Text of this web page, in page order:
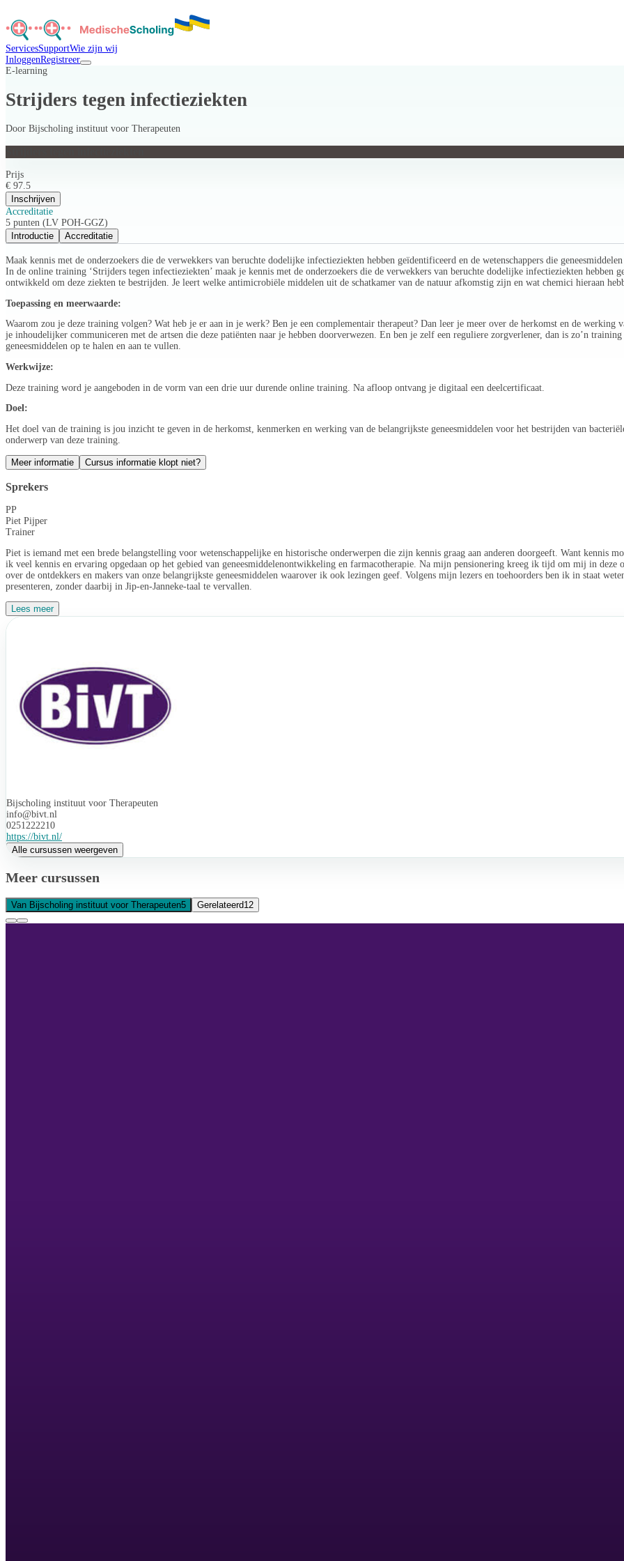
ServicesSupportWie zijn wij
InloggenRegistreer
E-learning
Strijders tegen infectieziekten
Door Bijscholing instituut voor Therapeuten
Prijs
€ 97.5
Inschrijven
Accreditatie
5 punten (LV POH-GGZ)
Introductie
Accreditatie
Maak kennis met de onderzoekers die de verwekkers van beruchte dodelijke infectieziekten hebben geïdentificeerd en de wetenschappers die
In de online training ‘Strijders tegen infectieziekten’ maak je kennis met de onderzoekers die de verwekkers van beruchte dodelijke infectieziekten hebben
ontwikkeld om deze ziekten te bestrijden. Je leert welke antimicrobiële middelen uit de schatkamer van de natuur afkomstig zijn en wat chemici hieraan
Toepassing en meerwaarde:
Waarom zou je deze training volgen? Wat heb je er aan in je werk? Ben je een complementair therapeut? Dan leer je meer over de herkomst en de
je inhoudelijker communiceren met de artsen die deze patiënten naar je hebben doorverwezen. En ben je zelf een reguliere zorgverlener, dan is zo’n
geneesmiddelen op te halen en aan te vullen.
Werkwijze:
Deze training word je aangeboden in de vorm van een drie uur durende online training. Na afloop ontvang je digitaal een deelcertificaat.
Doel:
Het doel van de training is jou inzicht te geven in de herkomst, kenmerken en werking van de belangrijkste geneesmiddelen voor het bestrijden van
onderwerp van deze training.
Meer informatie Cursus informatie klopt niet?
Sprekers
PP
Piet Pijper
Trainer
Piet is iemand met een brede belangstelling voor wetenschappelijke en historische onderwerpen die zijn kennis graag aan anderen doorgeeft. Want kennis
ik veel kennis en ervaring opgedaan op het gebied van geneesmiddelenontwikkeling en farmacotherapie. Na mijn pensionering kreeg ik tijd om mij in deze
over de ontdekkers en makers van onze belangrijkste geneesmiddelen waarover ik ook lezingen geef. Volgens mijn lezers en toehoorders ben ik in staat
presenteren, zonder daarbij in Jip-en-Janneke-taal te vervallen.
Lees meer
Bijscholing instituut voor Therapeuten
info@bivt.nl
0251222210
https://bivt.nl/
Alle cursussen weergeven
Meer cursussen
Van Bijscholing instituut voor Therapeuten5 Gerelateerd12